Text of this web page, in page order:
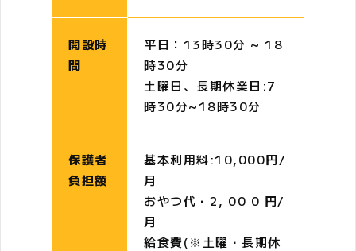
開設時
間
平日：13時30分 ~ 18
時30分
土曜日、長期休業日:7
時30分~18時30分
保護者
負担額
基本利用料:10,000円/
月
おやつ代・2, 00 0 円/
月
給食費(※土曜・長期休